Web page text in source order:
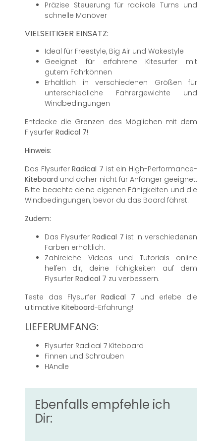
Präzise Steuerung für radikale Turns und
schnelle Manöver
VIELSEITIGER EINSATZ:
Ideal für Freestyle, Big Air und Wakestyle
Geeignet für erfahrene Kitesurfer mit
gutem Fahrkönnen
Erhältlich in verschiedenen Größen für
unterschiedliche Fahrergewichte und
Windbedingungen
Entdecke die Grenzen des Möglichen mit dem
Flysurfer Radical 7!
Hinweis:
Das FlysurferRadical 7 ist ein High-Performance-
Kiteboard und daher nicht für Anfänger geeignet.
Bitte beachte deine eigenen Fähigkeiten und die
Windbedingungen, bevor du das Board fährst.
Zudem:
Das Flysurfer Radical 7 ist in verschiedenen
Farben erhältlich.
Zahlreiche Videos und Tutorials online
helfen dir, deine Fähigkeiten auf dem
Flysurfer Radical 7 zu verbessern.
Teste das Flysurfer Radical 7 und erlebe die
ultimative Kiteboard-Erfahrung!
LIEFERUMFANG:
Flysurfer Radical 7 Kiteboard
Finnen und Schrauben
HAndle
Ebenfalls empfehle ich
Dir: